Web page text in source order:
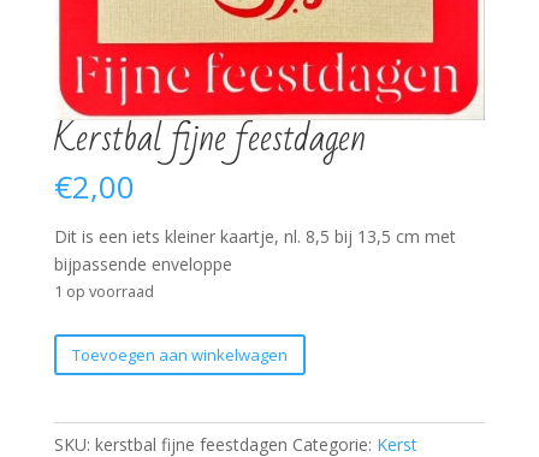
Kerstbal fijne feestdagen
€2,00
Dit is een iets kleiner kaartje, nl. 8,5 bij 13,5 cm met
bijpassende enveloppe
1 op voorraad
Kerstbal
fijne
aantal
Toevoegen aan winkelwagen
SKU: kerstbal fijne feestdagen Categorie: Kerst